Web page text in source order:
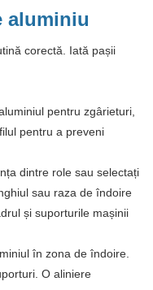
aluminiu
corectă. Iată pașii
pentru zgârieturi,
pentru a preveni
dintre role sau selectați
sau raza de îndoire
și suporturile mașinii
în zona de îndoire.
O aliniere